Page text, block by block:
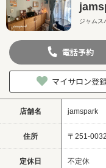
ジャムス
電話予約
マイサロン登
店舗名 jamspark
住所 〒251-
定休日 不定休